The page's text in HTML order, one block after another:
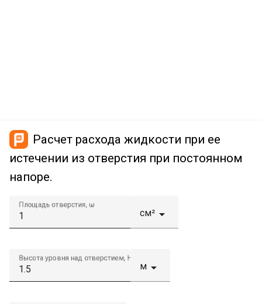
Расчет расхода жидкости при ее
истечении из отверстия при постоянном
напоре.
Площадь отверстия, ω
см² 
Высота уровня над отверстием, H
м 